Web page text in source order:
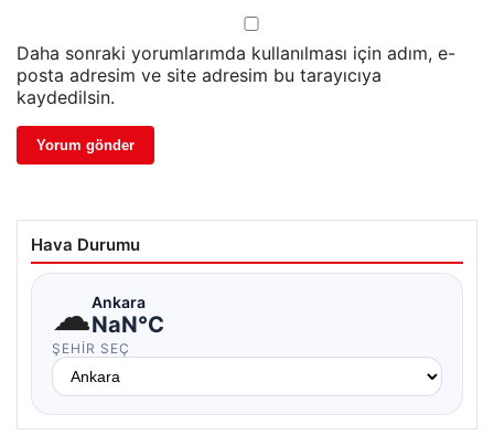
Daha sonraki yorumlarımda kullanılması için adım, e-
posta adresim ve site adresim bu tarayıcıya
kaydedilsin.
Hava Durumu
☁Ankara
NaN°C
ŞEHIR SEÇ